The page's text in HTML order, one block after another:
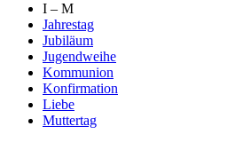
I – M
Jahrestag
Jubiläum
Jugendweihe
Kommunion
Konfirmation
Liebe
Muttertag